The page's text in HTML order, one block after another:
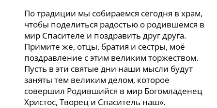
По традиции мы собираемся сегодня в храм,
чтобы поделиться радостью о родившемся в
мир Спасителе и поздравить друг друга.
Примите же, отцы, братия и сестры, моё
поздравление с этим великим торжеством.
Пусть в эти святые дни наши мысли будут
заняты тем великим делом, которое
совершил Родившийся в мир Богомладенец
Христос, Творец и Спаситель наш».